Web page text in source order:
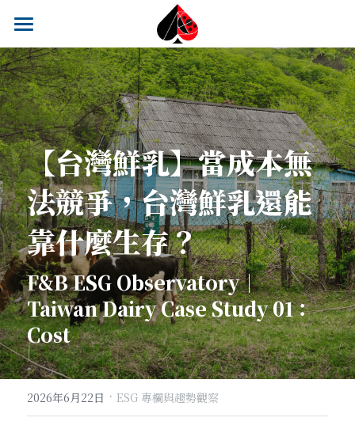
關於 ACE Awards Taiwan
趨勢觀察專欄
飲食教育課程
結果發表
主審團成員
2025 賽事花絮
Contact
搜索
【台灣鮮乳】當成本無
法競爭，台灣鮮乳還能
靠什麼生存？
F&B ESG Observatory｜
Taiwan Dairy Case Study 01：
Cost
2026年6月22日 · ESG 專欄與趨勢觀察